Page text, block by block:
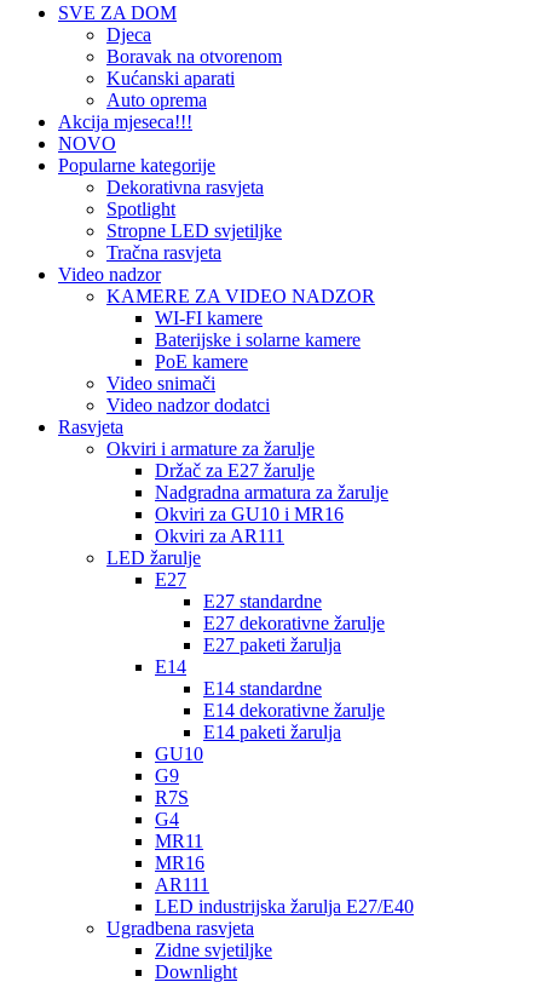
SVE ZA DOM
Djeca
Boravak na otvorenom
Kućanski aparati
Auto oprema
Akcija mjeseca!!!
NOVO
Popularne kategorije
Dekorativna rasvjeta
Spotlight
Stropne LED svjetiljke
Tračna rasvjeta
Video nadzor
KAMERE ZA VIDEO NADZOR
WI-FI kamere
Baterijske i solarne kamere
PoE kamere
Video snimači
Video nadzor dodatci
Rasvjeta
Okviri i armature za žarulje
Držač za E27 žarulje
Nadgradna armatura za žarulje
Okviri za GU10 i MR16
Okviri za AR111
LED žarulje
E27
E27 standardne
E27 dekorativne žarulje
E27 paketi žarulja
E14
E14 standardne
E14 dekorativne žarulje
E14 paketi žarulja
GU10
G9
R7S
G4
MR11
MR16
AR111
LED industrijska žarulja E27/E40
Ugradbena rasvjeta
Zidne svjetiljke
Downlight